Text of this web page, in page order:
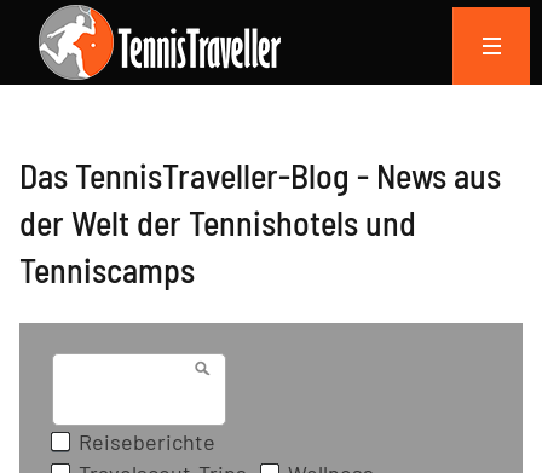
Das TennisTraveller-Blog - News aus
der Welt der Tennishotels und
Tenniscamps
Reiseberichte